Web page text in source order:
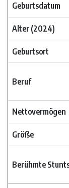
Geburtsdatum
Alter (2024)
Geburtsort
Beruf
Nettovermögen
Größe
Berühmte